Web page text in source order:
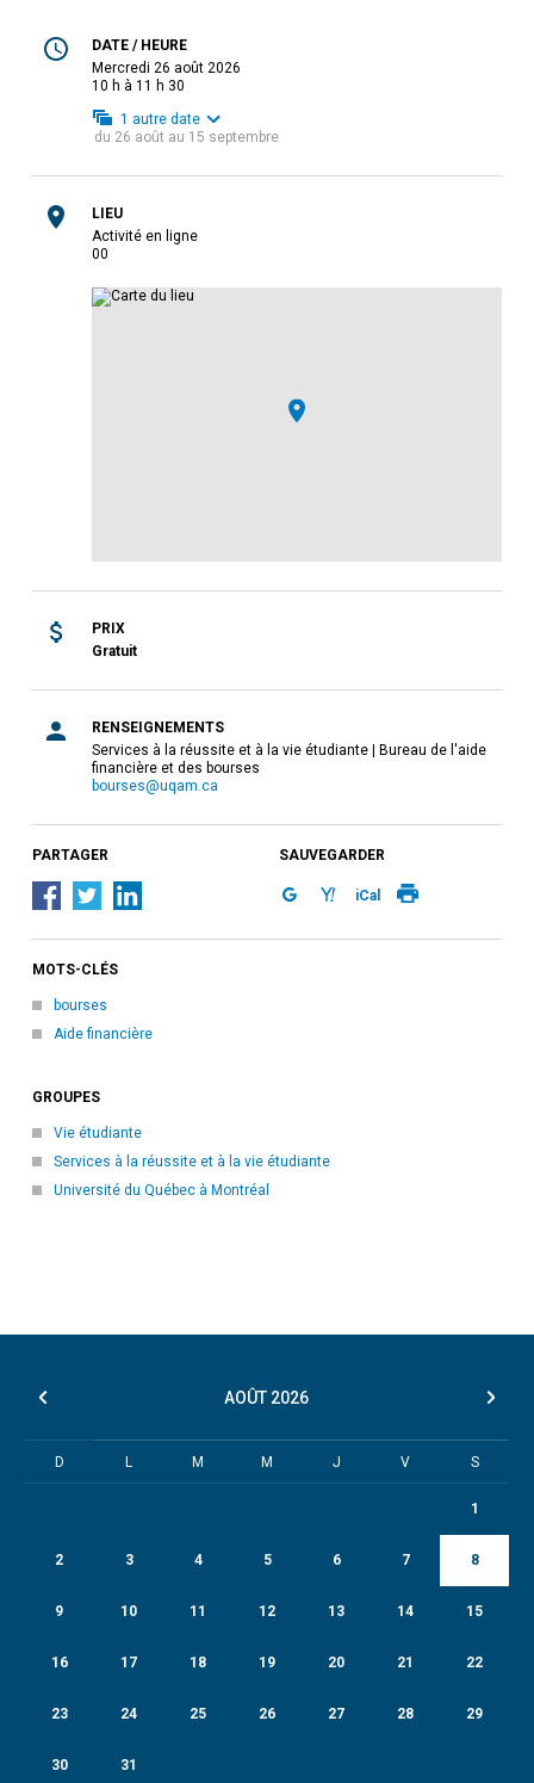
DATE / HEURE
mercredi 26 août 2026
10 h à 11 h 30
1 autre date
du 26 août au 15 septembre
LIEU
Activité en ligne
00
PRIX
Gratuit
RENSEIGNEMENTS
Services à la réussite et à la vie étudiante | Bureau de l'aide
financière et des bourses
bourses@uqam.ca
PARTAGER SAUVEGARDER
iCal
MOTS-CLÉS
bourses
Aide financière
GROUPES
Vie étudiante
Services à la réussite et à la vie étudiante
Université du Québec à Montréal
AOÛT 2026
D L M M J V S
1
2 3 4 5 6 7 8
9 10 11 12 13 14 15
16 17 18 19 20 21 22
23 24 25 26 27 28 29
30 31